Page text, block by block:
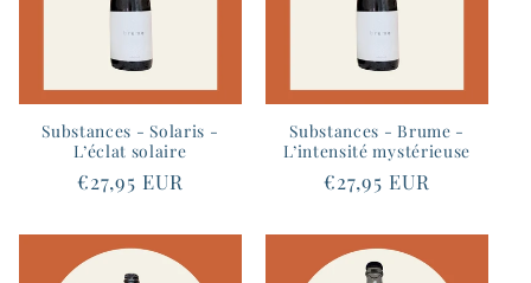
Substances - Solaris -
L’éclat solaire
Prix
€27,95 EUR
Substances - Brume -
L’intensité mystérieuse
Prix
€27,95 EUR